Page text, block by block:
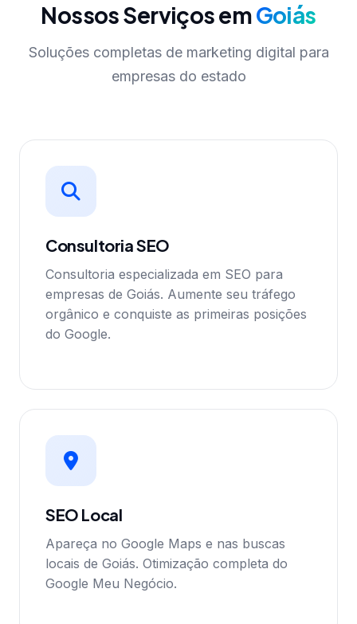
Nossos Serviços emGoiás
Soluções completas de marketing digital para
empresas do estado
Consultoria SEO
Consultoria especializada em SEO para
empresas de Goiás. Aumente seu tráfego
orgânico e conquiste as primeiras posições
do Google.
SEO Local
Apareça no Google Maps e nas buscas
locais de Goiás. Otimização completa do
Google Meu Negócio.